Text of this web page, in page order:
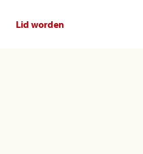
Lid worden